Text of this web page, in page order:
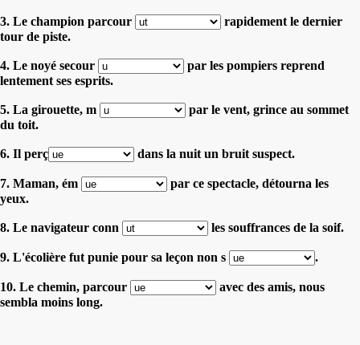
3. Le champion parcour
rapidement le dernier
tour de piste.
4. Le noyé secour
par les pompiers reprend
lentement ses esprits.
5. La girouette, m
par le vent, grince au sommet
du toit.
6. Il perç dans la nuit un bruit suspect.
7. Maman, ém
par ce spectacle, détourna les
yeux.
8. Le navigateur conn les souffrances de la soif.
9. L'écolière fut punie pour sa leçon non s .
10. Le chemin, parcour
avec des amis, nous
sembla moins long.